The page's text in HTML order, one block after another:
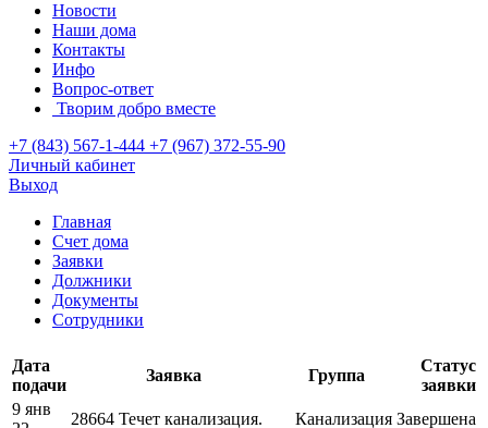
Новости
Наши дома
Контакты
Инфо
Вопрос-ответ
Творим добро вместе
+7 (843) 567-1-444 +7 (967) 372-55-90
Личный кабинет
Выход
Главная
Счет дома
Заявки
Должники
Документы
Сотрудники
Дата
подачи
Заявка Группа
Статус
заявки
9 янв
28664 Течет канализация. Канализация Завершена